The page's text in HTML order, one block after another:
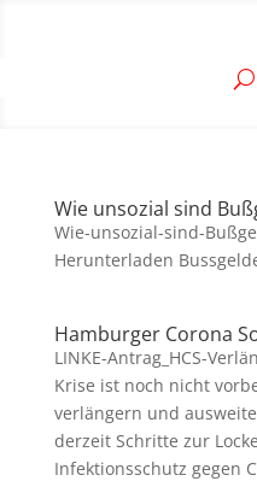
Wie unsozial sind
Wie-unsozial-sind-
Herunterladen
Hamburger Corona
LINKE-Antrag_HCS-
Krise ist noch nicht
verlängern und
derzeit Schritte zur
Infektionsschutz gegen